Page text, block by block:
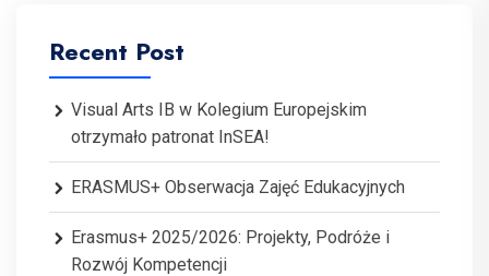
Recent Post
Visual Arts IB w Kolegium Europejskim
otrzymało patronat InSEA!
ERASMUS+ Obserwacja Zajęć Edukacyjnych
Erasmus+ 2025/2026: Projekty, Podróże i
Rozwój Kompetencji